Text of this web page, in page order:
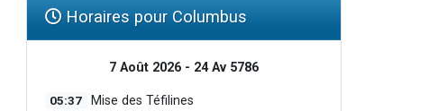
Horaires pour Columbus
7 Août 2026 - 24 Av 5786
05:37 Mise des Téfilines